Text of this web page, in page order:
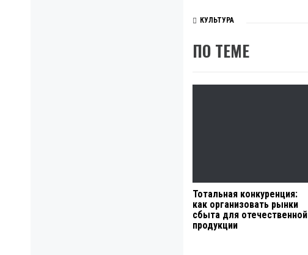
КУЛЬТУРА
ПО ТЕМЕ
Тотальная конкуренция:
как организовать рынки
сбыта для отечественной
продукции